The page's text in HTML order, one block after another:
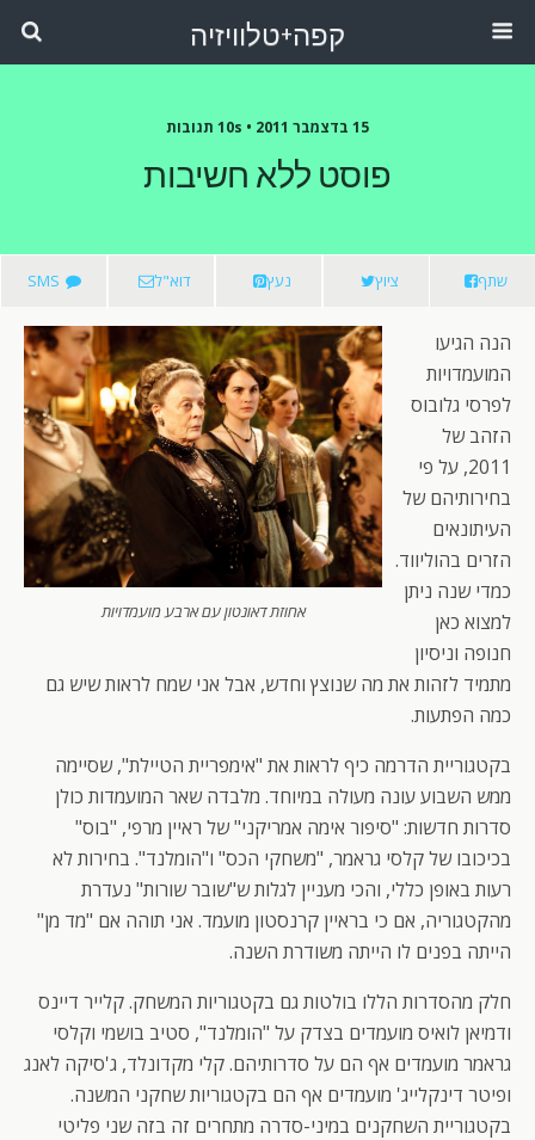
קפה+טלוויזיה
15 בדצמבר 2011 • 10s תגובות
פוסט ללא חשיבות
שתף ציוץ נעץ דוא"ל SMS
אחוזת דאונטון עם ארבע מועמדויות
הנה הגיעו
המועמדויות
לפרסי גלובוס
הזהב של
2011, על פי
בחירותיהם של
העיתונאים
הזרים בהוליווד.
כמדי שנה ניתן
למצוא כאן
חנופה וניסיון
מתמיד לזהות את מה שנוצץ וחדש, אבל אני שמח לראות שיש גם
כמה הפתעות.
בקטגוריית הדרמה כיף לראות את "אימפריית הטיילת", שסיימה
ממש השבוע עונה מעולה במיוחד. מלבדה שאר המועמדות כולן
סדרות חדשות: "סיפור אימה אמריקני" של ראיין מרפי, "בוס"
בכיכובו של קלסי גראמר, "משחקי הכס" ו"הומלנד". בחירות לא
רעות באופן כללי, והכי מעניין לגלות ש"שובר שורות" נעדרת
מהקטגוריה, אם כי בראיין קרנסטון מועמד. אני תוהה אם "מד מן"
הייתה בפנים לו הייתה משודרת השנה.
חלק מהסדרות הללו בולטות גם בקטגוריות המשחק. קלייר דיינס
ודמיאן לואיס מועמדים בצדק על "הומלנד", סטיב בושמי וקלסי
גראמר מועמדים אף הם על סדרותיהם. קלי מקדונלד, ג'סיקה לאנג
ופיטר דינקלייג' מועמדים אף הם בקטגוריות שחקני המשנה.
בקטגוריית השחקנים במיני-סדרה מתחרים זה בזה שני פליטי